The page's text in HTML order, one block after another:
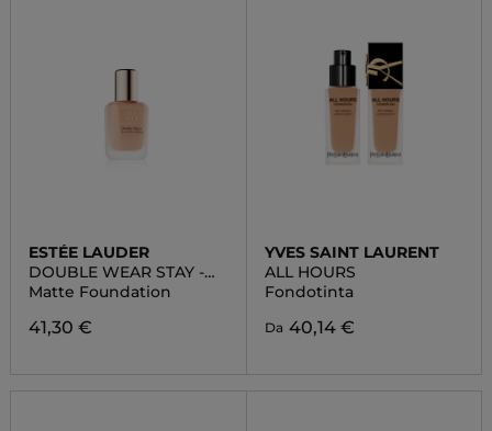
ESTÉE LAUDER
DOUBLE WEAR STAY -
IN- PLACE MATTE
FOUNDATION
Matte Foundation
41,30 €
YVES SAINT LAURENT
ALL HOURS
Fondotinta
Da 40,14 €